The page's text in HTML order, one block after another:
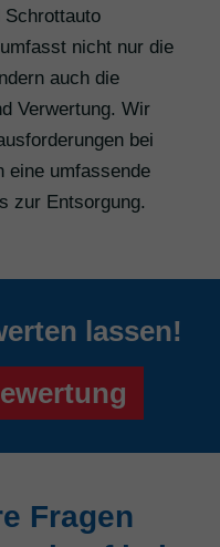
Schrottauto
nicht nur die
auch die
Verwertung. Wir
bei
eine umfassende
zur Entsorgung.
lassen!
Fragen